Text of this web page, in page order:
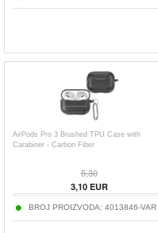
AirPods Pro 3 Brushed TPU Case with
Carabiner - Carbon Fiber
5,30
3,10EUR
BROJ PROIZVODA: 4013846-VAR